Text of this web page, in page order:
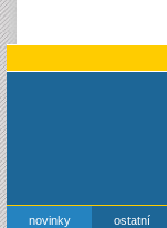
novinky ostatní